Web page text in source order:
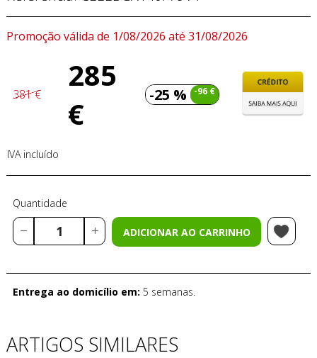
Promoção válida de 1/08/2026 até 31/08/2026
381 €
285
€
-25 % -96 €
IVA incluído
Quantidade
ADICIONAR AO CARRINHO
Entrega ao domicílio em: 5 semanas.
ARTIGOS SIMILARES